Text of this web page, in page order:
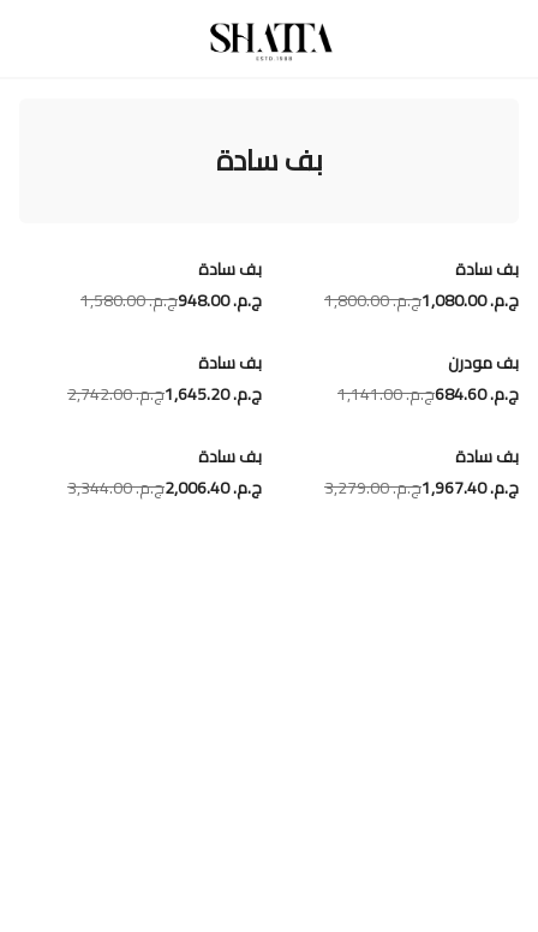
بف سادة
بف سادة
ج.م.‏ 1,080.00
ج.م.‏ 1,800.00
بف سادة
ج.م.‏ 948.00
ج.م.‏ 1,580.00
بف مودرن
ج.م.‏ 684.60
ج.م.‏ 1,141.00
بف سادة
ج.م.‏ 1,645.20
ج.م.‏ 2,742.00
بف سادة
ج.م.‏ 1,967.40
ج.م.‏ 3,279.00
بف سادة
ج.م.‏ 2,006.40
ج.م.‏ 3,344.00